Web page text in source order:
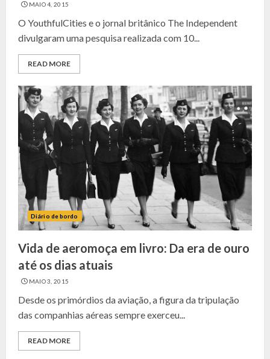
MAIO 4, 2015
O YouthfulCities e o jornal britânico The Independent
divulgaram uma pesquisa realizada com 10...
READ MORE
Diário de bordo
Vida de aeromoça em livro: Da era de ouro
até os dias atuais
MAIO 3, 2015
Desde os primórdios da aviação, a figura da tripulação
das companhias aéreas sempre exerceu...
READ MORE